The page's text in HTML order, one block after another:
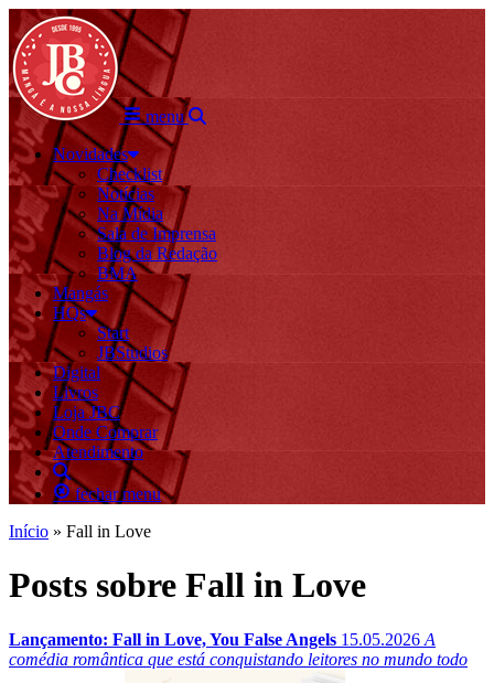
menu
Novidades
Checklist
Notícias
Na Mídia
Sala de Imprensa
Blog da Redação
BMA
Mangás
HQs
Start
JBStudios
Digital
Livros
Loja JBC
Onde Comprar
Atendimento
fechar menu
Início » Fall in Love
Posts sobre Fall in Love
Lançamento: Fall in Love, You False Angels 15.05.2026 A
comédia romântica que está conquistando leitores no mundo todo